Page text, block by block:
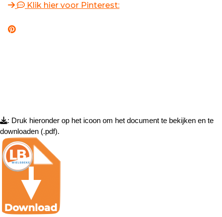
Klik hier voor Pinterest:
: Druk hieronder op het icoon om het document te bekijken en te
downloaden (.pdf).